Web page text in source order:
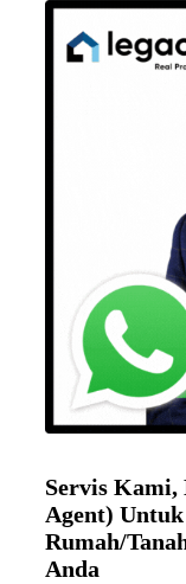
Servis
Agent)
Rumah/
Anda